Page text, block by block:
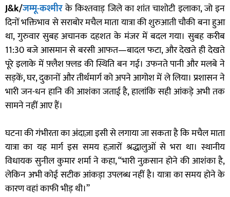
J&k/जम्मू-कश्मीरके किश्तवाड़ जिले का शांत चाशोटी इलाका, जो इन
दिनों भक्तिभाव से सराबोर मचैल माता यात्रा की शुरुआती चौकी बना हुआ
था, गुरुवार सुबह अचानक दहशत के मंजर में बदल गया। सुबह करीब
11:30 बजे आसमान से बरसी आफत—बादल फटा, और देखते ही देखते
पूरे इलाके में फ़्लैश फ़्लड की स्थिति बन गई। उफनते पानी और मलबे ने
सड़कें, घर, दुकानों और तीर्थमार्ग को अपने आगोश में ले लिया। प्रशासन ने
भारी जन-धन हानि की आशंका जताई है, हालांकि सही आंकड़े अभी तक
सामने नहीं आए हैं।
घटना की गंभीरता का अंदाज़ा इसी से लगाया जा सकता है कि मचैल माता
यात्रा का यह मार्ग इस समय हज़ारों श्रद्धालुओं से भरा था। स्थानीय
विधायक सुनील कुमार शर्मा ने कहा, “भारी नुक़सान होने की आशंका है,
लेकिन अभी कोई सटीक आंकड़ा उपलब्ध नहीं है। यात्रा का समय होने के
कारण वहां काफी भीड़ थी।”